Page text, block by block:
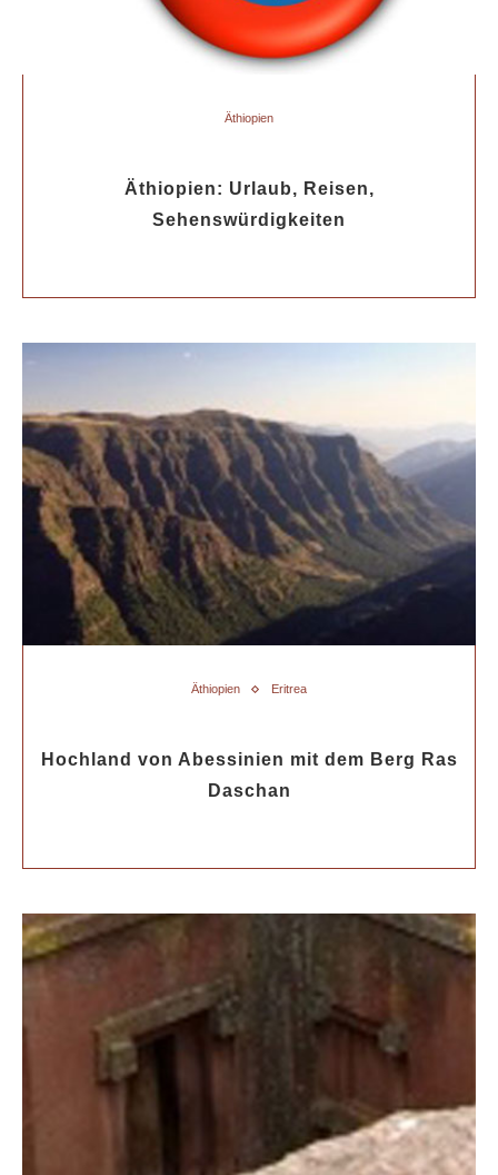
Äthiopien
Äthiopien: Urlaub, Reisen,
Sehenswürdigkeiten
Äthiopien Eritrea
Hochland von Abessinien mit dem Berg Ras
Daschan